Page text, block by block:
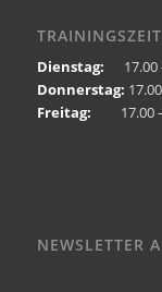
Dienstag: 17.00
Donnerstag:
Freitag: 17.00 –
NEWSLETTER